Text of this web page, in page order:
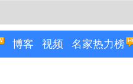
博客 视频 名家热力榜